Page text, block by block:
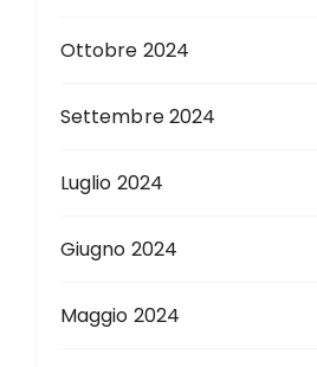
Ottobre 2024
Settembre 2024
Luglio 2024
Giugno 2024
Maggio 2024